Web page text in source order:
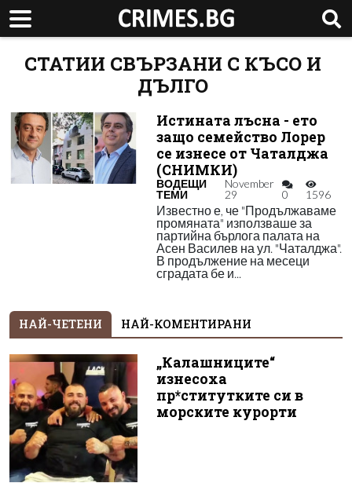
СТАТИИ СВЪРЗАНИ С КЪСО И
ДЪЛГО
Истината лъсна - ето
защо семейство Лорер
се изнесе от Чаталджа
(СНИМКИ)
ВОДЕЩИ
ТЕМИ
November
29
0 1596
Известно е, че "Продължаваме
промяната" използваше за
партийна бърлога палата на
Асен Василев на ул. "Чаталджа".
В продължение на месеци
сградата бе и...
НАЙ-ЧЕТЕНИ НАЙ-КОМЕНТИРАНИ
„Калашниците“
изнесоха
пр*ститутките си в
морските курорти